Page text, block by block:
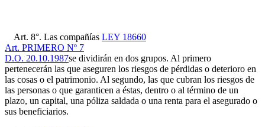
Art. 8°. Las compañías LEY 18660
Art. PRIMERO Nº 7
D.O. 20.10.1987se dividirán en dos grupos. Al primero
pertenecerán las que aseguren los riesgos de pérdidas o deterioro en
las cosas o el patrimonio. Al segundo, las que cubran los riesgos de
las personas o que garanticen a éstas, dentro o al término de un
plazo, un capital, una póliza saldada o una renta para el asegurado o
sus beneficiarios.